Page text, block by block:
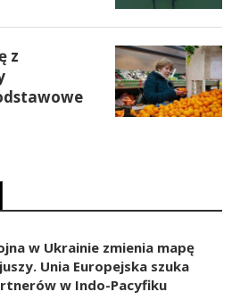
z
w Ukrainie zmienia mapę
Unia Europejska szuka
w Indo-Pacyfiku